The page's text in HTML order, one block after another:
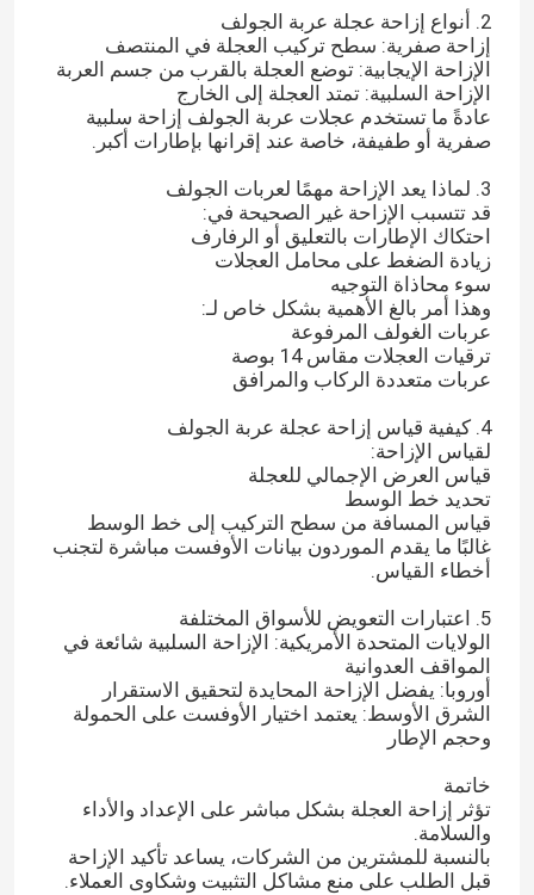
2. أنواع إزاحة عجلة عربة الجولف
إزاحة صفرية: سطح تركيب العجلة في المنتصف
الإزاحة الإيجابية: توضع العجلة بالقرب من جسم العربة
الإزاحة السلبية: تمتد العجلة إلى الخارج
عادةً ما تستخدم عجلات عربة الجولف إزاحة سلبية
صفرية أو طفيفة، خاصة عند إقرانها بإطارات أكبر.
3. لماذا يعد الإزاحة مهمًا لعربات الجولف
قد تتسبب الإزاحة غير الصحيحة في:
احتكاك الإطارات بالتعليق أو الرفارف
زيادة الضغط على محامل العجلات
سوء محاذاة التوجيه
وهذا أمر بالغ الأهمية بشكل خاص لـ:
عربات الغولف المرفوعة
ترقيات العجلات مقاس 14 بوصة
عربات متعددة الركاب والمرافق
4. كيفية قياس إزاحة عجلة عربة الجولف
لقياس الإزاحة:
قياس العرض الإجمالي للعجلة
تحديد خط الوسط
قياس المسافة من سطح التركيب إلى خط الوسط
غالبًا ما يقدم الموردون بيانات الأوفست مباشرة لتجنب
أخطاء القياس.
5. اعتبارات التعويض للأسواق المختلفة
الولايات المتحدة الأمريكية: الإزاحة السلبية شائعة في
المواقف العدوانية
أوروبا: يفضل الإزاحة المحايدة لتحقيق الاستقرار
الشرق الأوسط: يعتمد اختيار الأوفست على الحمولة
وحجم الإطار
خاتمة
تؤثر إزاحة العجلة بشكل مباشر على الإعداد والأداء
والسلامة.
بالنسبة للمشترين من الشركات، يساعد تأكيد الإزاحة
قبل الطلب على منع مشاكل التثبيت وشكاوى العملاء.